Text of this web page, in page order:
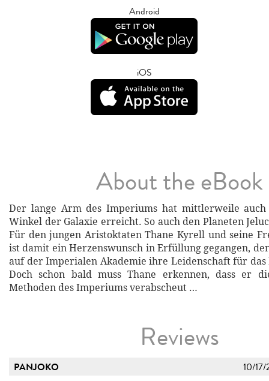
Android
iOS
About the eBook
Der lange Arm des Imperiums hat mittlerweile auch
Winkel der Galaxie erreicht. So auch den Planeten
Für den jungen Aristoktaten Thane Kyrell und seine
ist damit ein Herzenswunsch in Erfüllung gegangen,
auf der Imperialen Akademie ihre Leidenschaft für das
Doch schon bald muss Thane erkennen, dass er
Methoden des Imperiums verabscheut …
Reviews
PANJOKO 10/17/